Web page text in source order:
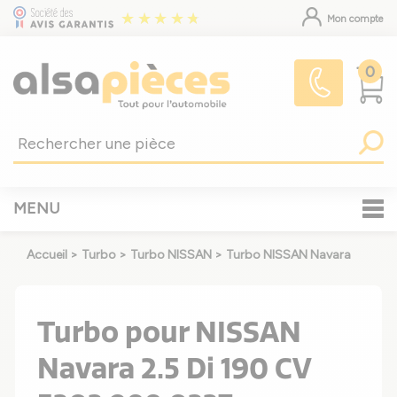
Mon compte
0
MENU
Accueil > Turbo > Turbo NISSAN > Turbo NISSAN Navara
Turbo pour NISSAN
Navara 2.5 Di 190 CV